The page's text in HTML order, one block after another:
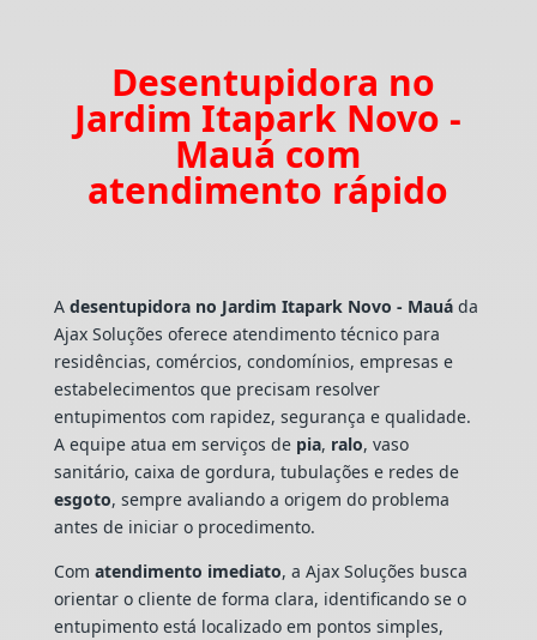
Desentupidora no
Jardim Itapark Novo -
Mauá com
atendimento rápido
A desentupidora no Jardim Itapark Novo - Mauáda
Ajax Soluções oferece atendimento técnico para
residências, comércios, condomínios, empresas e
estabelecimentos que precisam resolver
entupimentos com rapidez, segurança e qualidade.
A equipe atua em serviços de pia, ralo, vaso
sanitário, caixa de gordura, tubulações e redes de
esgoto, sempre avaliando a origem do problema
antes de iniciar o procedimento.
Com atendimento imediato, a Ajax Soluções busca
orientar o cliente de forma clara, identificando se o
entupimento está localizado em pontos simples,